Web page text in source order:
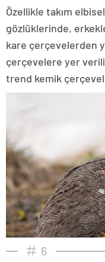
Özellikle takım
gözlüklerinde,
kare çerçevelerden
çerçevelere yer
trend kemik
6